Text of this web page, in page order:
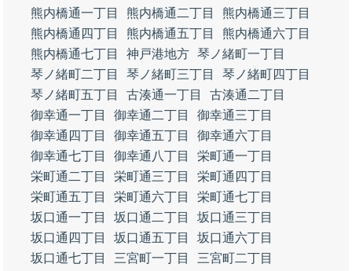
熊内橋通一丁目
熊内橋通二丁目
熊内橋通三丁目
熊内橋通四丁目
熊内橋通五丁目
熊内橋通六丁目
熊内橋通七丁目
神戸港地方 琴ノ緒町一丁目
琴ノ緒町二丁目
琴ノ緒町三丁目
琴ノ緒町四丁目
琴ノ緒町五丁目
古湊通一丁目
古湊通二丁目
御幸通一丁目
御幸通二丁目
御幸通三丁目
御幸通四丁目
御幸通五丁目
御幸通六丁目
御幸通七丁目
御幸通八丁目
栄町通一丁目
栄町通二丁目
栄町通三丁目
栄町通四丁目
栄町通五丁目
栄町通六丁目
栄町通七丁目
坂口通一丁目
坂口通二丁目
坂口通三丁目
坂口通四丁目
坂口通五丁目
坂口通六丁目
坂口通七丁目
三宮町一丁目
三宮町二丁目